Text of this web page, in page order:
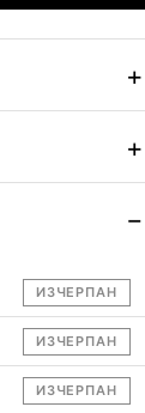
ИЗЧЕРПАН
ИЗЧЕРПАН
ИЗЧЕРПАН